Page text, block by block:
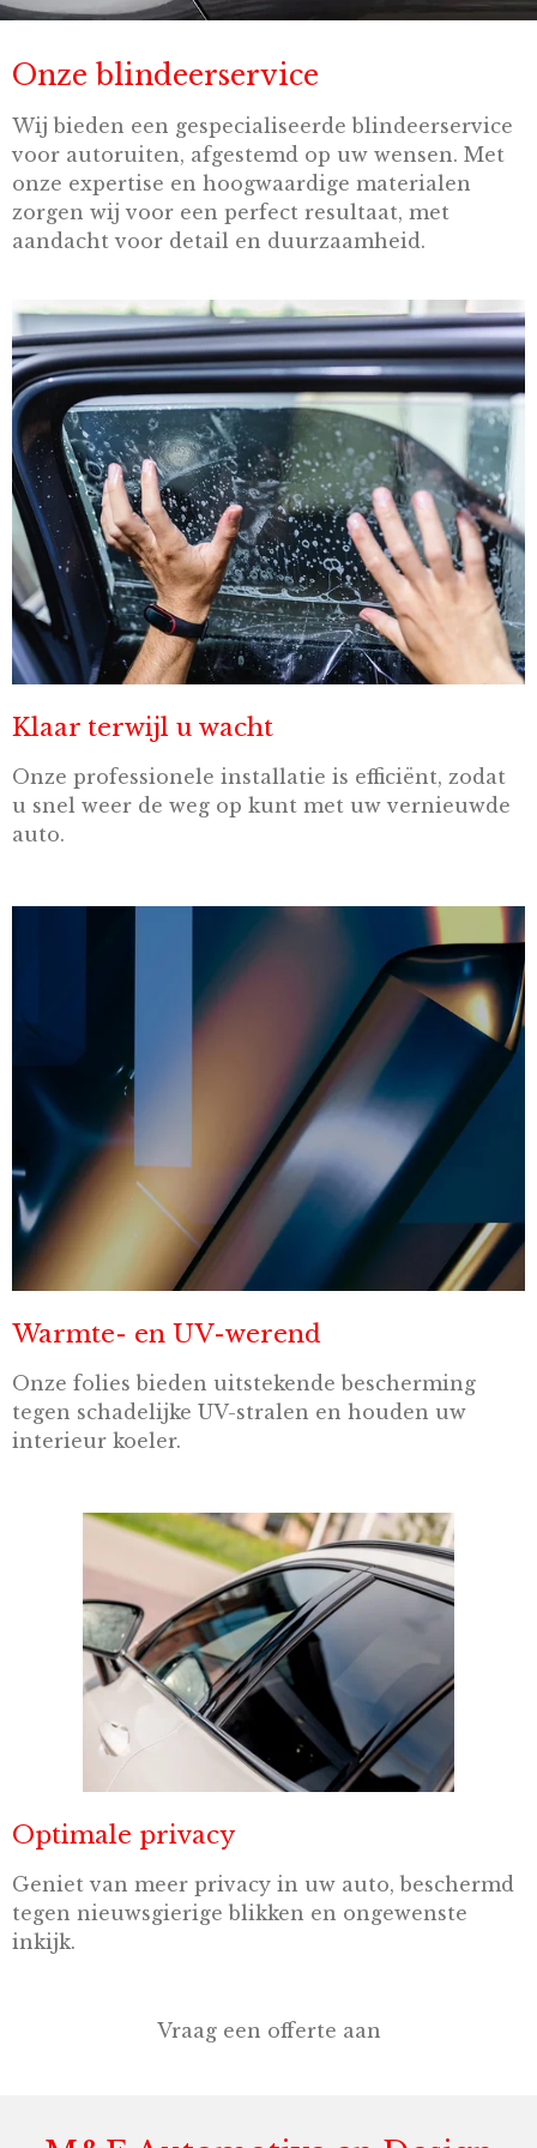
Onze blindeerservice
Wij bieden een gespecialiseerde blindeerservice
voor autoruiten, afgestemd op uw wensen. Met
onze expertise en hoogwaardige materialen
zorgen wij voor een perfect resultaat, met
aandacht voor detail en duurzaamheid.
Klaar terwijl u wacht
Onze professionele installatie is efficiënt, zodat
u snel weer de weg op kunt met uw vernieuwde
auto.
Warmte- en UV-werend
Onze folies bieden uitstekende bescherming
tegen schadelijke UV-stralen en houden uw
interieur koeler.
Optimale privacy
Geniet van meer privacy in uw auto, beschermd
tegen nieuwsgierige blikken en ongewenste
inkijk.
Vraag een offerte aan